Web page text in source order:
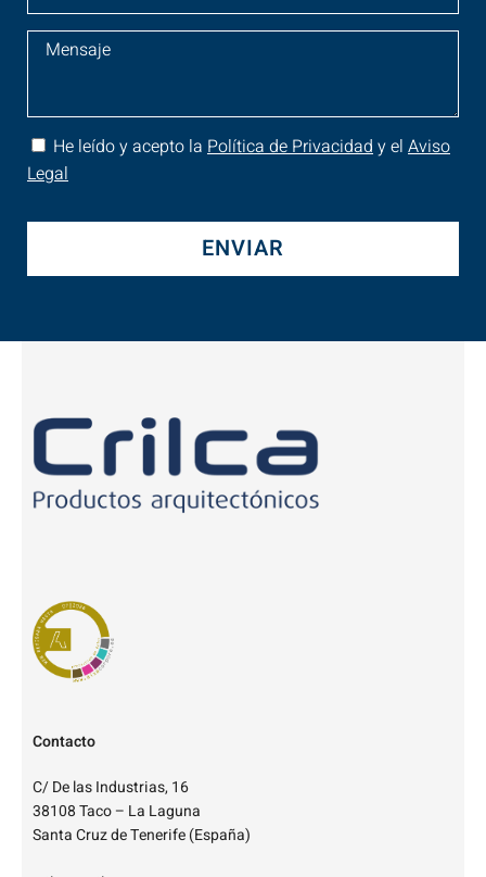
He leído y acepto la Política de Privacidady el Aviso
Legal
ENVIAR
Contacto
C/ De las Industrias, 16
38108 Taco – La Laguna
Santa Cruz de Tenerife (España)